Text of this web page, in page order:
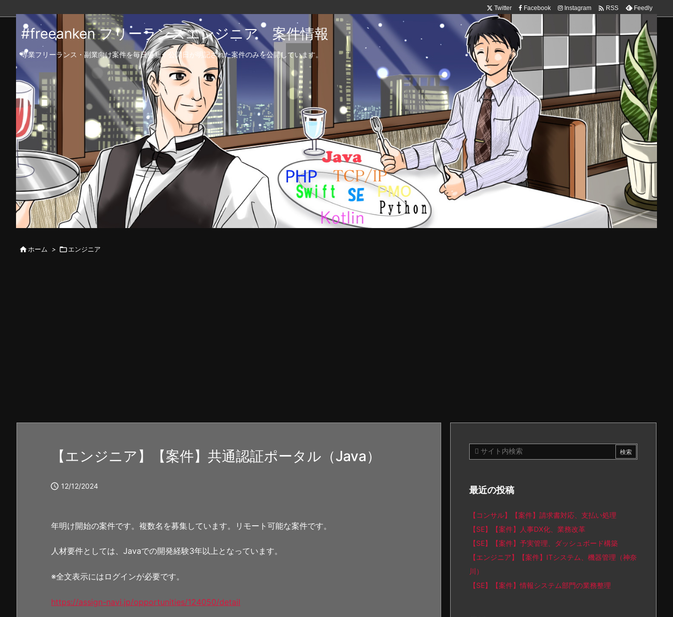
Twitter Facebook Instagram  RSS Feedly
#freeanken フリーランスエンジニア 案件情報
専業フリーランス・副業向け案件を毎日更新！公開日が明記された案件のみを公開しています。
 ホーム > エンジニア
【エンジニア】【案件】共通認証ポータル（Java）
 12/12/2024
年明け開始の案件です。複数名を募集しています。リモート可能な案件です。
人材要件としては、Javaでの開発経験3年以上となっています。
※全文表示にはログインが必要です。
https://assign-navi.jp/opportunities/124050/detail
最近の投稿
【コンサル】【案件】請求書対応、支払い処理
【SE】【案件】人事DX化、業務改革
【SE】【案件】予実管理、ダッシュボード構築
【エンジニア】【案件】ITシステム、機器管理（神奈
川）
【SE】【案件】情報システム部門の業務整理